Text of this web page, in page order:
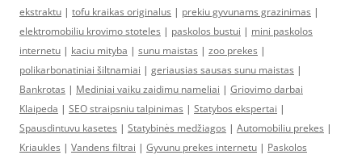
ekstraktu | tofu kraikas originalus | prekiu gyvunams grazinimas |
elektromobiliu krovimo stoteles | paskolos bustui | mini paskolos
internetu | kaciu mityba | sunu maistas | zoo prekes |
polikarbonatiniai šiltnamiai | geriausias sausas sunu maistas |
Bankrotas | Mediniai vaiku zaidimu nameliai | Griovimo darbai
Klaipeda | SEO straipsniu talpinimas | Statybos ekspertai |
Spausdintuvu kasetes | Statybinės medžiagos | Automobiliu prekes |
Kriaukles | Vandens filtrai | Gyvunu prekes internetu | Paskolos